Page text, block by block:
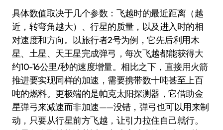
具体数值取决于几个参数：飞越时的最近距离（越
近，转弯角越大）、行星的质量，以及进入时的相
对速度和方向。以旅行者2号为例，它先后利用木
星、土星、天王星完成弹弓，每次飞越都能获得大
约10-16公里/秒的速度增量。相比之下，直接用火箭
推进要实现同样的加速，需要携带数十吨甚至上百
吨的燃料。更极端的是帕克太阳探测器，它借助金
星弹弓来减速而非加速——没错，弹弓也可以用来制
动，只要从行星前方飞越，让引力拉住自己就行。